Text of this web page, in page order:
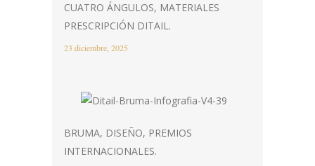
CUATRO ÁNGULOS, MATERIALES
PRESCRIPCIÓN DITAIL.
23 diciembre, 2025
BRUMA, DISEÑO, PREMIOS
INTERNACIONALES.